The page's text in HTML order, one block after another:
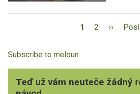
1 2 ››
Subscribe to meloun
Teď už vám neuteče žádný